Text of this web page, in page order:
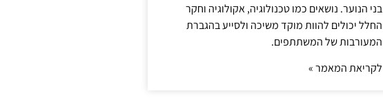
בני הנוער. נושאים כמו טכנולוגיה, אקולוגיה וחקר
החלל יכולים להוות מוקד משיכה ולסייע בהגברת
המעורבות של המשתתפים.
לקריאת המאמר »